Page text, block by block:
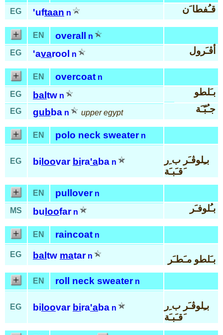
EG
'uftaan n قـُفطا َن
EN overall
n
EG
'avarool n أڤـَرول
EN overcoat n
EG
bal tw n بـَلطو
EG gubba n upper egypt جـُبّـَة
EN polo neck sweater n
EG bi loovar bira'aba n
بـِلوڤـَر ب ِر
َقـَبـَة
EN pullover n
MS
bu loofar n بـُلوفـَر
EN raincoat n
EG bal tw matar n بـَلطو مـَطـَر
EN roll neck sweater n
EG bi loovar bira'aba n
بـِلوڤـَر ب ِر
َقـَبـَة